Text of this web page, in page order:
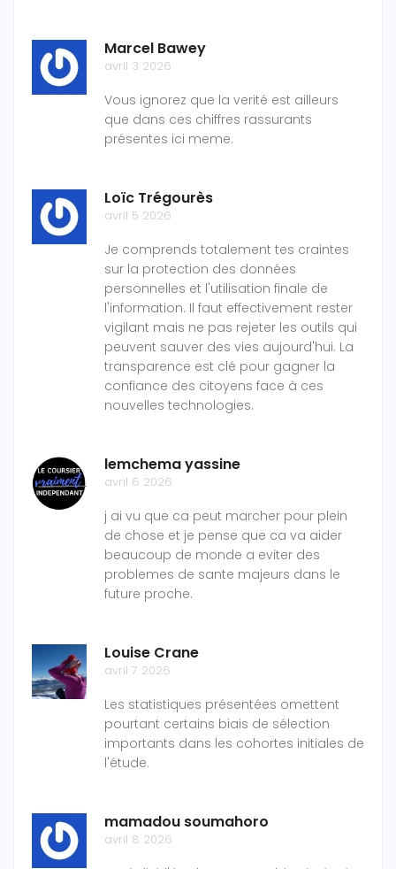
Marcel Bawey
avril 3 2026
Vous ignorez que la verité est ailleurs
que dans ces chiffres rassurants
présentes ici meme.
Loïc Trégourès
avril 5 2026
Je comprends totalement tes craintes
sur la protection des données
personnelles et l'utilisation finale de
l'information. Il faut effectivement rester
vigilant mais ne pas rejeter les outils qui
peuvent sauver des vies aujourd'hui. La
transparence est clé pour gagner la
confiance des citoyens face à ces
nouvelles technologies.
lemchema yassine
avril 6 2026
j ai vu que ca peut marcher pour plein
de chose et je pense que ca va aider
beaucoup de monde a eviter des
problemes de sante majeurs dans le
future proche.
Louise Crane
avril 7 2026
Les statistiques présentées omettent
pourtant certains biais de sélection
importants dans les cohortes initiales de
l'étude.
mamadou soumahoro
avril 8 2026